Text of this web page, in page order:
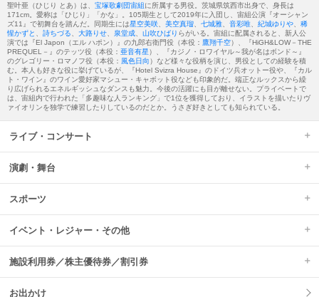
聖叶亜（ひじり とあ）は、 宝塚歌劇団宙組に所属する男役。茨城県筑西市出身で、身長は
171cm。愛称は「ひじり」「かな」。105期生として2019年に入団し、宙組公演『オーシャン
ズ11』で初舞台を踏んだ。同期生には星空美咲 美空真瑠 七城雅 音彩唯 紀城ゆりや
稀
惺かずと
詩ちづる 大路りせ 泉堂成 山吹ひばり らがいる。宙組に配属されると、新人公
演では『El Japon（エル ハポン）』の九郎右衛門役（本役： 鷹翔千空）、『HiGH&LOW－THE
PREQUEL－』のテッツ役（本役： 亜音有星）、『カジノ・ロワイヤル～我が名はボンド～』
のグレゴリー・ロマノフ役（本役： 風色日向）など様々な役柄を演じ、男役としての経験を積
む。本人も好きな役に挙げているが、『Hotel Svizra House』のドイツ兵オットー役や、『カル
ト・ワイン』のワイン愛好家マシュー・キャボット役なども印象的だ。端正なルックスから繰
り広げられるエネルギッシュなダンスも魅力。今後の活躍にも目が離せない。プライベートで
は、宙組内で行われた「多趣味な人ランキング」で1位を獲得しており、イラストを描いたりヴ
ァイオリンを独学で練習したりしているのだとか。うさぎ好きとしても知られている。
ライブ・コンサート
演劇・舞台
スポーツ
イベント・レジャー・その他
施設利用券／株主優待券／割引券
お出かけ